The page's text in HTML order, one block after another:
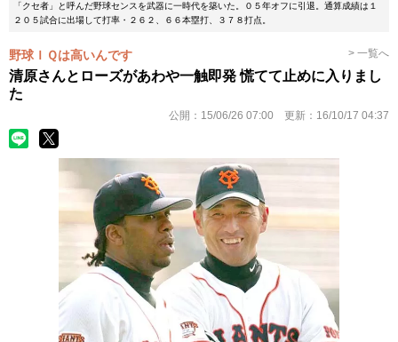
「クセ者」と呼んだ野球センスを武器に一時代を築いた。０５年オフに引退。通算成績は１
２０５試合に出場して打率・２６２、６６本塁打、３７８打点。
野球ＩＱは高いんです > 一覧へ
清原さんとローズがあわや一触即発 慌てて止めに入りまし
た
公開： 15/06/26 07:00 更新： 16/10/17 04:37